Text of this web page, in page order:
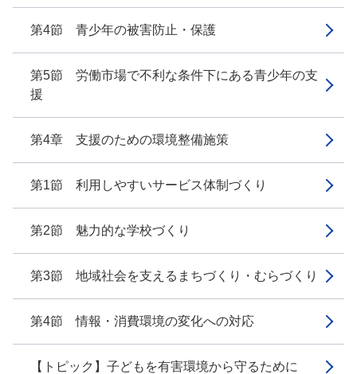
第4節 青少年の被害防止・保護
第5節 労働市場で不利な条件下にある青少年の支
援
第4章 支援のための環境整備施策
第1節 利用しやすいサービス体制づくり
第2節 魅力的な学校づくり
第3節 地域社会を支えるまちづくり・むらづくり
第4節 情報・消費環境の変化への対応
【トピック】子どもを有害環境から守るために